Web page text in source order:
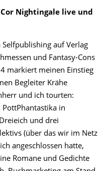
Cor Nightingale live und
auf Verlag
und Fantasy-Cons
markiert meinen Einstieg
Begleiter Krähe
und ich tourten:
PottPhantastika in
und drei
(über das wir im Netz
angeschlossen hatte,
Romane und Gedichte